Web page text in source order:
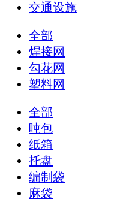
交通设施
全部
焊接网
勾花网
塑料网
全部
吨包
纸箱
托盘
编制袋
麻袋